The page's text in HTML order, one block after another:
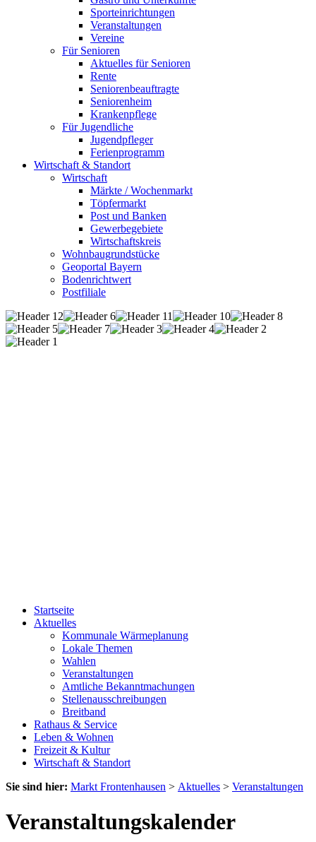
Sporteinrichtungen
Veranstaltungen
Vereine
Für Senioren
Aktuelles für Senioren
Rente
Seniorenbeauftragte
Seniorenheim
Krankenpflege
Für Jugendliche
Jugendpfleger
Ferienprogramm
Wirtschaft & Standort
Wirtschaft
Märkte / Wochenmarkt
Töpfermarkt
Post und Banken
Gewerbegebiete
Wirtschaftskreis
Wohnbaugrundstücke
Geoportal Bayern
Bodenrichtwert
Postfiliale
Startseite
Aktuelles
Kommunale Wärmeplanung
Lokale Themen
Wahlen
Veranstaltungen
Amtliche Bekanntmachungen
Stellenausschreibungen
Breitband
Rathaus & Service
Leben & Wohnen
Freizeit & Kultur
Wirtschaft & Standort
Sie sind hier: Markt Frontenhausen > Aktuelles > Veranstaltungen
Veranstaltungskalender